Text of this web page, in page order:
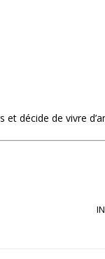
décide de vivre